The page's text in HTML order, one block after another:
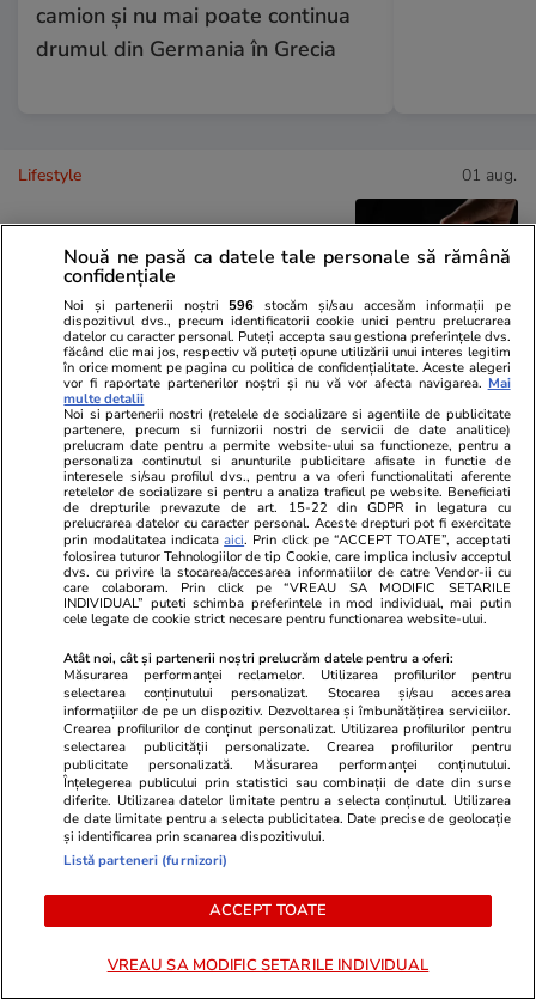
camion și nu mai poate continua
drumul din Germania în Grecia
Lifestyle 01 aug.
Cum se face cafeaua la presa
franceză – cum funcționează și
care sunt avantajele
Lifestyle 15 iul.
Combinaţii răcoritoare de apă
cu fructe şi plante aromatice
pentru vară
Lifestyle 01 aug.
Cum coci vinetele la bloc, fără
să umpli casa de fum
Stiri Mondene 03 aug.
Nouă ne pasă ca datele tale personale să rămână
confidențiale
Noi și partenerii noștri 596 stocăm și/sau accesăm informații pe
dispozitivul dvs., precum identificatorii cookie unici pentru prelucrarea
datelor cu caracter personal. Puteți accepta sau gestiona preferințele dvs.
făcând clic mai jos, respectiv vă puteți opune utilizării unui interes legitim
în orice moment pe pagina cu politica de confidențialitate. Aceste alegeri
vor fi raportate partenerilor noștri și nu vă vor afecta navigarea. Mai
multe detalii
Noi si partenerii nostri (retelele de socializare si agentiile de publicitate
partenere, precum si furnizorii nostri de servicii de date analitice)
prelucram date pentru a permite website-ului sa functioneze, pentru a
personaliza continutul si anunturile publicitare afisate in functie de
interesele si/sau profilul dvs., pentru a va oferi functionalitati aferente
retelelor de socializare si pentru a analiza traficul pe website. Beneficiati
de drepturile prevazute de art. 15-22 din GDPR in legatura cu
prelucrarea datelor cu caracter personal. Aceste drepturi pot fi exercitate
prin modalitatea indicataaici. Prin click pe “ACCEPT TOATE”, acceptati
folosirea tuturor Tehnologiilor de tip Cookie, care implica inclusiv acceptul
dvs. cu privire la stocarea/accesarea informatiilor de catre Vendor-ii cu
care colaboram. Prin click pe “VREAU SA MODIFIC SETARILE
INDIVIDUAL” puteti schimba preferintele in mod individual, mai putin
cele legate de cookie strict necesare pentru functionarea website-ului.
Atât noi, cât și partenerii noștri prelucrăm datele pentru a oferi:
Măsurarea performanței reclamelor. Utilizarea profilurilor pentru
selectarea conținutului personalizat. Stocarea și/sau accesarea
informațiilor de pe un dispozitiv. Dezvoltarea și îmbunătățirea serviciilor.
Crearea profilurilor de conținut personalizat. Utilizarea profilurilor pentru
selectarea publicității personalizate. Crearea profilurilor pentru
publicitate personalizată. Măsurarea performanței conținutului.
Înțelegerea publicului prin statistici sau combinații de date din surse
diferite. Utilizarea datelor limitate pentru a selecta conținutul. Utilizarea
de date limitate pentru a selecta publicitatea. Date precise de geolocație
și identificarea prin scanarea dispozitivului.
Listă parteneri (furnizori)
ACCEPT TOATE
VREAU SA MODIFIC SETARILE INDIVIDUAL